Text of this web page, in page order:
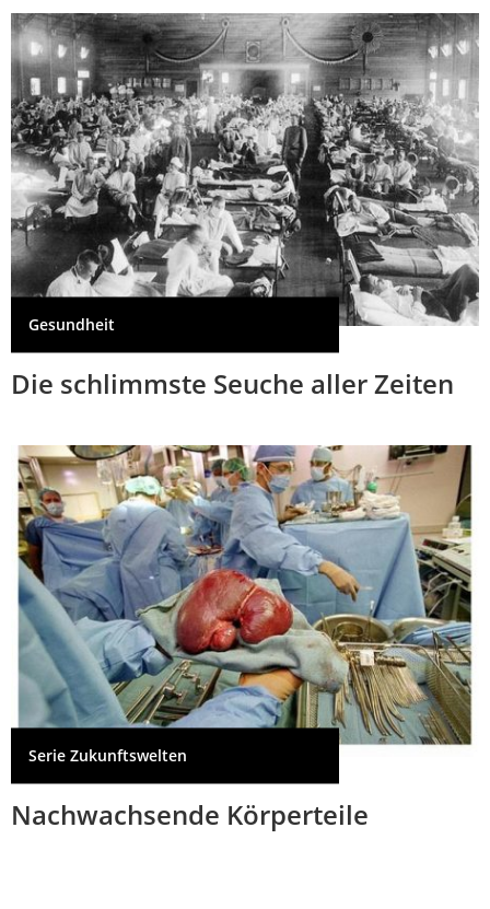
Gesundheit
Die schlimmste Seuche aller Zeiten
Serie Zukunftswelten
Nachwachsende Körperteile